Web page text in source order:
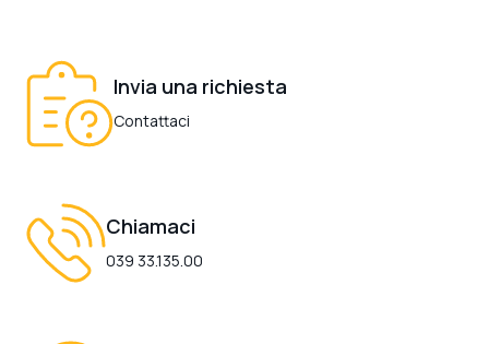
Invia una richiesta
Contattaci
Chiamaci
039 33.135.00